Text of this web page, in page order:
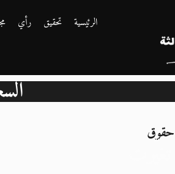
الرئيسية تحقيق رأي
حقوق